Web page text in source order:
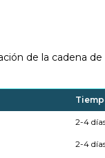
de la cadena
2-4
2-4